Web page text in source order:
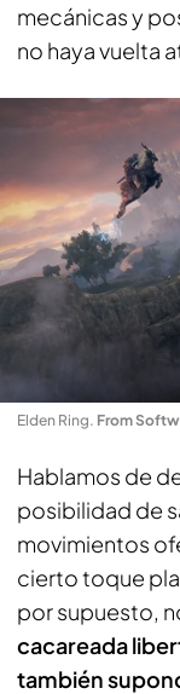
mecánicas y
no haya vuelta
Elden Ring. From
Hablamos de
posibilidad de
movimientos
cierto toque
por supuesto,
cacareada
también